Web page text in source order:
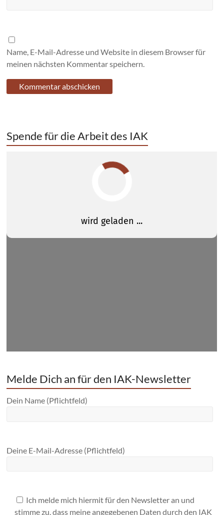
Name, E-Mail-Adresse und Website in diesem Browser für
meinen nächsten Kommentar speichern.
Spende für die Arbeit des IAK
Melde Dich an für den IAK-Newsletter
Dein Name (Pflichtfeld)
Deine E-Mail-Adresse (Pflichtfeld)
Ich melde mich hiermit für den Newsletter an und
stimme zu, dass meine angegebenen Daten durch den IAK